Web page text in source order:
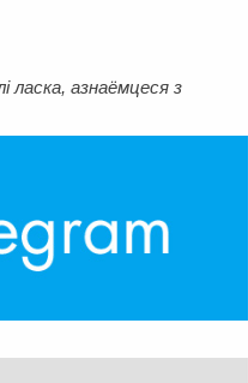
ласка, азнаёмцеся з